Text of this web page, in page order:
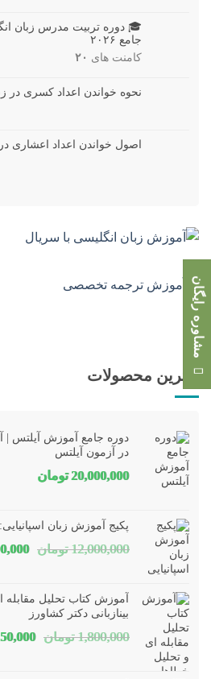
🎓 دوره تربیت مدرس زبان
جامع ۲۰۲۶
کامنت های ۲۰
نحوه خواندن اعداد کسری در
اصول خواندن اعداد اعشاری
بهترین محصولات
دوره جامع آموزش آیلتس |
در آزمون آیلتس
20,000,000 تومان
پکیج آموزش زبان
12,000,000 تومان
بود.
آموزش کتاب تحلیل مقابله
بینازبانی دکتر کشاورز
1,800,000 تومان
مشاوره رایگان